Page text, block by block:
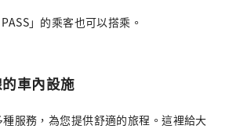
」的乘客也可以搭乘。
車內設施
服務，為您提供舒適的旅程。這裡給大